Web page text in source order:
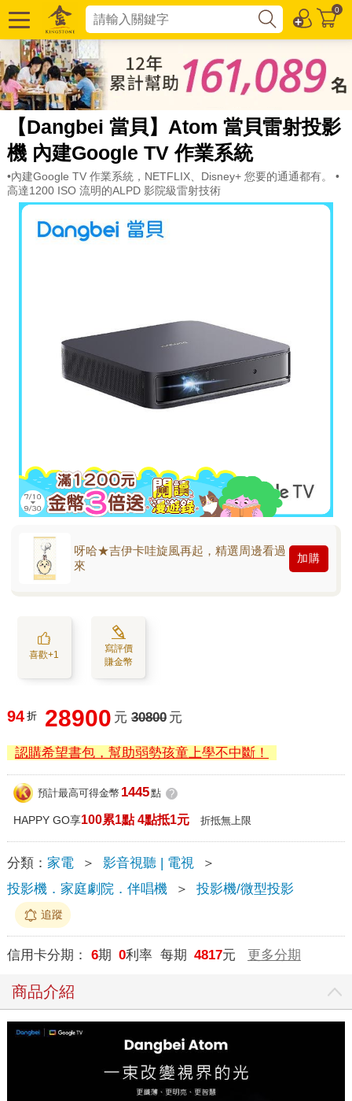
0
【Dangbei 當貝】Atom 當貝雷射投影
機 內建Google TV 作業系統
•內建Google TV 作業系統，NETFLIX、Disney+ 您要的通通都有。 •
高達1200 ISO 流明的ALPD 影院級雷射技術
呀哈★吉伊卡哇旋風再起，精選周邊看過
來
加購
喜歡+1
寫評價
賺金幣
94 折 28900 元 30800 元
認購希望書包，幫助弱勢孩童上學不中斷！
預計最高可得金幣 1445點 ?
HAPPY GO享100累1點 4點抵1元 折抵無上限
分類： 家電 ＞ 影音視聽 | 電視
＞
投影機．家庭劇院．伴唱機
＞ 投影機/微型投影
追蹤
信用卡分期： 6期 0利率 每期 4817元 更多分期
商品介紹